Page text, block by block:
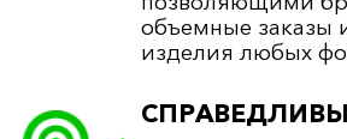
объемные заказы
изделия любых